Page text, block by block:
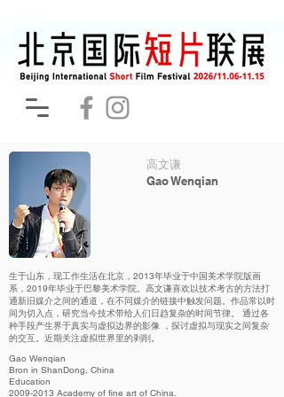
高文谦
Gao Wenqian
生于山东，现工作生活在北京，2013年毕业于中国美术学院版画
系，2019年毕业于巴黎美术学院。高文谦喜欢以技术考古的方法打
通新旧媒介之间的通道，在不同媒介的链接中触发问题。作品常以时
间为切入点，研究当今技术带给人们日趋复杂的时间节律。 通过各
种手段产生界于真实与虚拟边界的影像 ，探讨虚拟与现实之间复杂
的交互。近期关注虚拟世界里的剥削。
Gao Wenqian
Bron in ShanDong, China
Education
2009-2013 Academy of fine art of China.